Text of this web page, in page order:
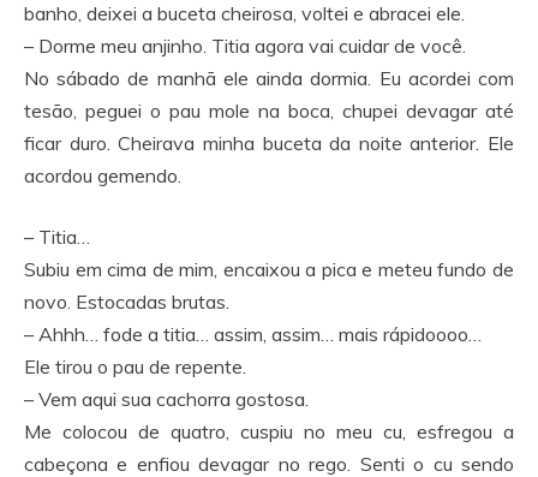
banho, deixei a buceta cheirosa, voltei e abracei ele.
– Dorme meu anjinho. Titia agora vai cuidar de você.
No sábado de manhã ele ainda dormia. Eu acordei com
tesão, peguei o pau mole na boca, chupei devagar até
ficar duro. Cheirava minha buceta da noite anterior. Ele
acordou gemendo.
– Titia…
Subiu em cima de mim, encaixou a pica e meteu fundo de
novo. Estocadas brutas.
– Ahhh… fode a titia… assim, assim… mais rápidoooo…
Ele tirou o pau de repente.
– Vem aqui sua cachorra gostosa.
Me colocou de quatro, cuspiu no meu cu, esfregou a
cabeçona e enfiou devagar no rego. Senti o cu sendo